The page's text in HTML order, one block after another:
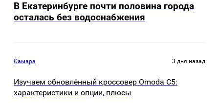
В Екатеринбурге почти половина города
осталась без водоснабжения
Самара 3 дня назад
Изучаем обновлённый кроссовер Omoda C5:
характеристики и опции, плюсы